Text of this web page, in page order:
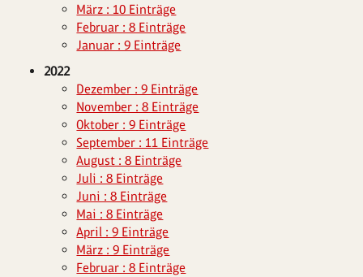
März : 10 Einträge
Februar : 8 Einträge
Januar : 9 Einträge
2022
Dezember : 9 Einträge
November : 8 Einträge
Oktober : 9 Einträge
September : 11 Einträge
August : 8 Einträge
Juli : 8 Einträge
Juni : 8 Einträge
Mai : 8 Einträge
April : 9 Einträge
März : 9 Einträge
Februar : 8 Einträge